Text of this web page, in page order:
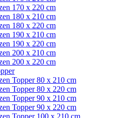
170 x 220 cm
180 x 210 cm
180 x 220 cm
190 x 210 cm
190 x 220 cm
200 x 210 cm
200 x 220 cm
Topper 80 x 210 cm
Topper 80 x 220 cm
Topper 90 x 210 cm
Topper 90 x 220 cm
Topper 100 x 210 cm